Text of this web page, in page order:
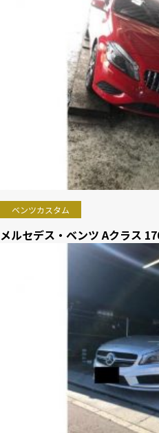
ベンツカスタム
メルセデス・ベンツ Aクラス